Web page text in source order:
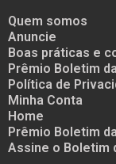
Quem somos
Anuncie
Boas práticas e
Prêmio Boletim
Política de
Minha Conta
Home
Prêmio Boletim
Assine o Boletim